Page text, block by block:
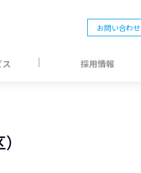
お問い合わせ
採用情報